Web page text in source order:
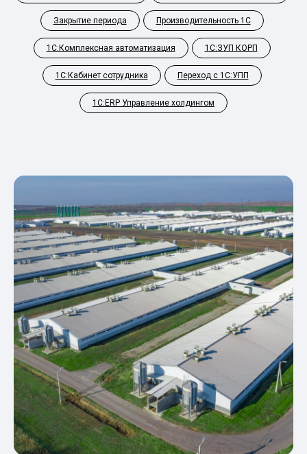
Закрытие периода Производительность 1С
1С:Комплексная автоматизация 1С:ЗУП КОРП
1С:Кабинет сотрудника Переход с 1С:УПП
1С:ERP Управление холдингом